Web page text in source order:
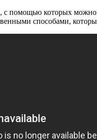
с помощью которых можно
способами,